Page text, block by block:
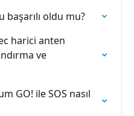
başarılı oldu mu?
harici anten
ve
GO! ile SOS nasıl